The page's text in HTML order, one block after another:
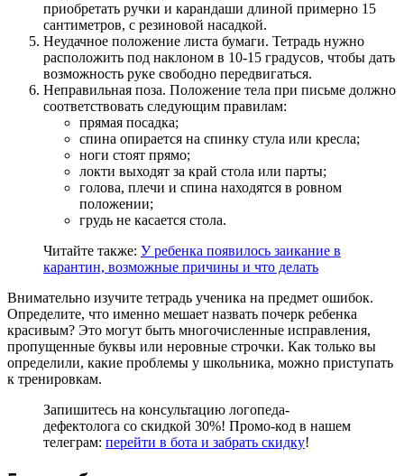
приобретать ручки и карандаши длиной примерно 15
сантиметров, с резиновой насадкой.
Неудачное положение листа бумаги. Тетрадь нужно
расположить под наклоном в 10-15 градусов, чтобы дать
возможность руке свободно передвигаться.
Неправильная поза. Положение тела при письме должно
соответствовать следующим правилам:
прямая посадка;
спина опирается на спинку стула или кресла;
ноги стоят прямо;
локти выходят за край стола или парты;
голова, плечи и спина находятся в ровном
положении;
грудь не касается стола.
Читайте также: У ребенка появилось заикание в
карантин, возможные причины и что делать
Внимательно изучите тетрадь ученика на предмет ошибок.
Определите, что именно мешает назвать почерк ребенка
красивым? Это могут быть многочисленные исправления,
пропущенные буквы или неровные строчки. Как только вы
определили, какие проблемы у школьника, можно приступать
к тренировкам.
Запишитесь на консультацию логопеда-
дефектолога со скидкой 30%! Промо-код в нашем
телеграм: перейти в бота и забрать скидку!